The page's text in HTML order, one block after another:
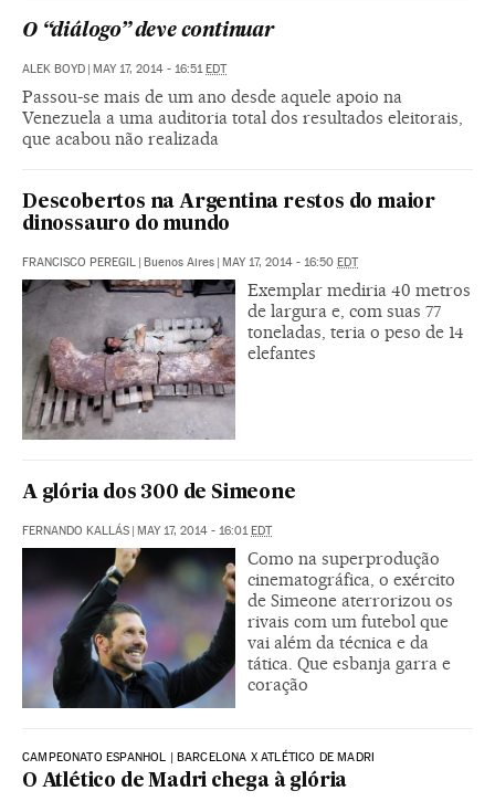
O “diálogo” deve continuar
ALEK BOYD | MAY 17, 2014 - 16:51EDT
Passou-se mais de um ano desde aquele apoio na
Venezuela a uma auditoria total dos resultados eleitorais,
que acabou não realizada
Descobertos na Argentina restos do maior
dinossauro do mundo
FRANCISCO PEREGIL | Buenos Aires | MAY 17, 2014 - 16:50 EDT
Exemplar mediria 40 metros
de largura e, com suas 77
toneladas, teria o peso de 14
elefantes
A glória dos 300 de Simeone
FERNANDO KALLÁS | MAY 17, 2014 - 16:01EDT
Como na superprodução
cinematográfica, o exército
de Simeone aterrorizou os
rivais com um futebol que
vai além da técnica e da
tática. Que esbanja garra e
coração
CAMPEONATO ESPANHOL | BARCELONA X ATLÉTICO DE MADRI
O Atlético de Madri chega à glória